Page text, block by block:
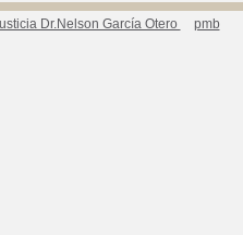
Dr.Nelson García Otero pmb